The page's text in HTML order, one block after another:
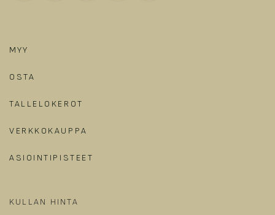
MYY
OSTA
TALLELOKEROT
VERKKOKAUPPA
ASIOINTIPISTEET
KULLAN HINTA